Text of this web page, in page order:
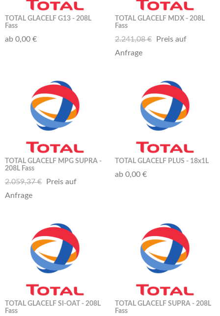
TOTAL GLACELF G13 - 208L
Fass
ab 0,00 €
TOTAL GLACELF MDX - 208L
Fass
2.241,08 €
Preis auf
Anfrage
TOTAL GLACELF MPG SUPRA -
208L Fass
2.059,37 €
Preis auf
Anfrage
TOTAL GLACELF PLUS - 18x1L
ab 0,00 €
TOTAL GLACELF SI-OAT - 208L
Fass
TOTAL GLACELF SUPRA - 208L
Fass